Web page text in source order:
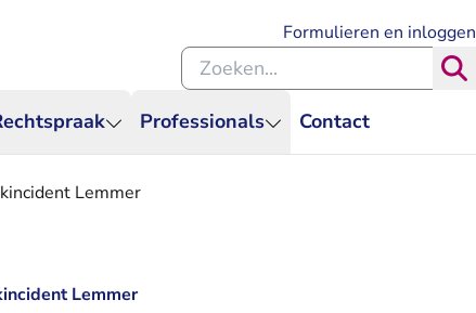
Professionals Contact
Formulieren en inloggen
Zoeken binnen de Rechtspraak
Lemmer
Lemmer